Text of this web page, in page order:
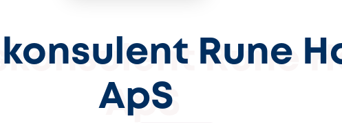
Rune
ApS